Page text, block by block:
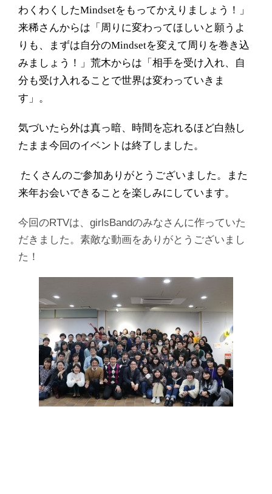
わくわくしたMindsetをもってかえりましょう！」
来稀さんからは「周りに変わってほしいと願うよ
りも、まずは自分のMindsetを変えて周りを巻き込
みましょう！」荒木からは「相手を受け入れ、自
分も受け入れることで世界は変わっていきま
す」。
気づいたら外は真っ暗、時間を忘れるほど白熱し
たまま今回のイベントは終了しました。
たくさんのご参加ありがとうございました。また
来年お会いできることを楽しみにしています。
今回のRTVは、girlsBandのみなさんに作っていた
だきました。素敵な動画をありがとうございまし
た！